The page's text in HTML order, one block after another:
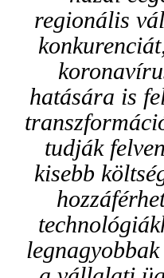
regionális
hatására is
tudják
kisebb